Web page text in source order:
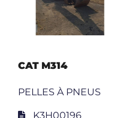
CAT M314
PELLES À PNEUS
K3H00196